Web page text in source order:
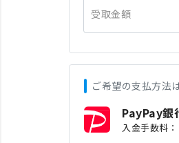
受取金額
ご希望の支払方法
PayPay銀
入金手数料：